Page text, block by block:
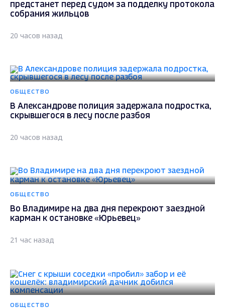
предстанет перед судом за подделку протокола
собрания жильцов
20 часов назад
ОБЩЕСТВО
В Александрове полиция задержала подростка,
скрывшегося в лесу после разбоя
20 часов назад
ОБЩЕСТВО
Во Владимире на два дня перекроют заездной
карман к остановке «Юрьевец»
21 час назад
ОБЩЕСТВО